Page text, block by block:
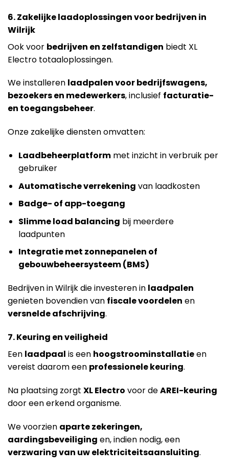
6. Zakelijke laadoplossingen voor bedrijven in
Wilrijk
Ook voor bedrijven en zelfstandigen biedt XL
Electro totaaloplossingen.
We installeren laadpalen voor bedrijfswagens,
bezoekers en medewerkers, inclusief facturatie-
en toegangsbeheer.
Onze zakelijke diensten omvatten:
Laadbeheerplatformmet inzicht in verbruik per
gebruiker
Automatische verrekening van laadkosten
Badge- of app-toegang
Slimme load balancing bij meerdere
laadpunten
Integratie met zonnepanelen of
gebouwbeheersysteem (BMS)
Bedrijven in Wilrijk die investeren in laadpalen
genieten bovendien van fiscale voordelen en
versnelde afschrijving.
7. Keuring en veiligheid
Een laadpaal is een hoogstroominstallatieen
vereist daarom een professionele keuring.
Na plaatsing zorgt XL Electro voor deAREI-keuring
door een erkend organisme.
We voorzien aparte zekeringen,
aardingsbeveiliging en, indien nodig, een
verzwaring van uw elektriciteitsaansluiting.